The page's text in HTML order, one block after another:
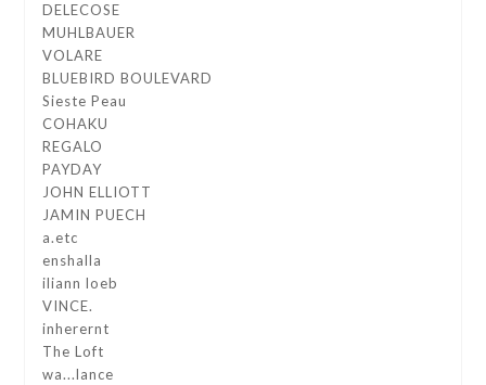
DELECOSE
MUHLBAUER
VOLARE
BLUEBIRD BOULEVARD
Sieste Peau
COHAKU
REGALO
PAYDAY
JOHN ELLIOTT
JAMIN PUECH
a.etc
enshalla
iliann loeb
VINCE.
inherernt
The Loft
wa...lance